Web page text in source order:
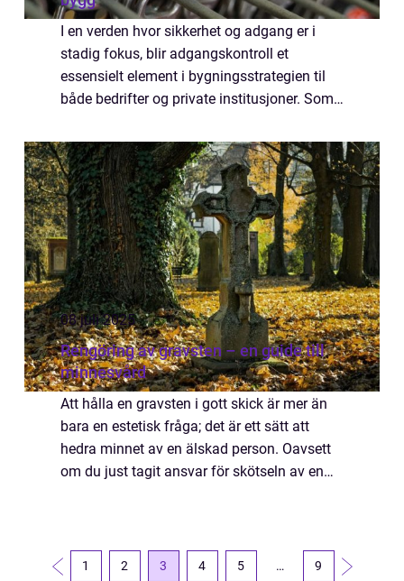
I en verden hvor sikkerhet og adgang er i
stadig fokus, blir adgangskontroll et
essensielt element i bygningsstrategien til
både bedrifter og private institusjoner. Som
når, ...
08 juli 2025
Rengöring av gravsten – en guide till
minnesvård
Att hålla en gravsten i gott skick är mer än
bara en estetisk fråga; det är ett sätt att
hedra minnet av en älskad person. Oavsett
om du just tagit ansvar för skötseln av en
1 2 3 4 5 … 9